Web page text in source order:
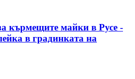
кърмещите майки в Русе -
в градинката на